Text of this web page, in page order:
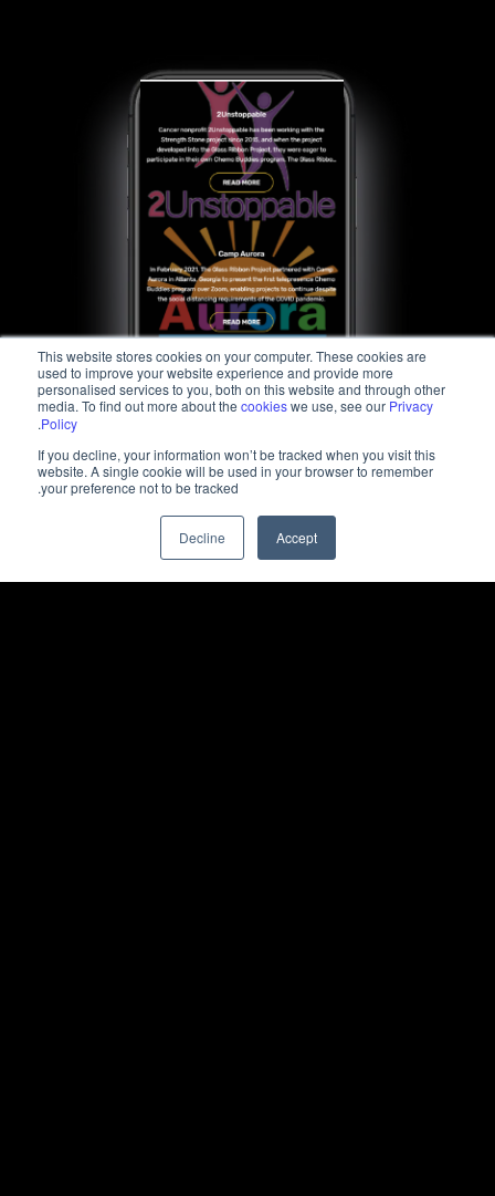
This website stores cookies on your computer. These cookies are
used to improve your website experience and provide more
personalised services to you, both on this website and through other
media. To find out more about the cookieswe use, see our Privacy
Policy
.
If you decline, your information won’t be tracked when you visit this
website. A single cookie will be used in your browser to remember
your preference not to be tracked.
Accept
Decline